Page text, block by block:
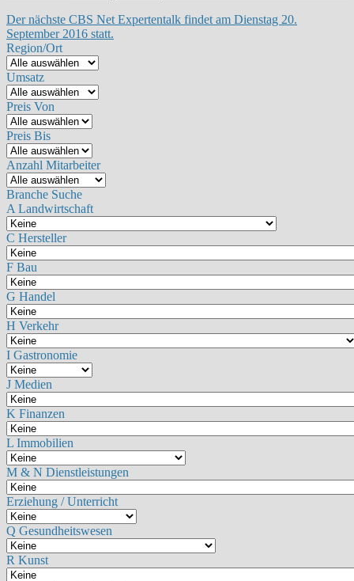
Der nächste CBS Net Expertentalk findet am Dienstag 20.
September 2016 statt.
Region/Ort
Umsatz
Preis Von
Preis Bis
Anzahl Mitarbeiter
Branche Suche
A Landwirtschaft
C Hersteller
F Bau
G Handel
H Verkehr
I Gastronomie
J Medien
K Finanzen
L Immobilien
M & N Dienstleistungen
Erziehung / Unterricht
Q Gesundheitswesen
R Kunst